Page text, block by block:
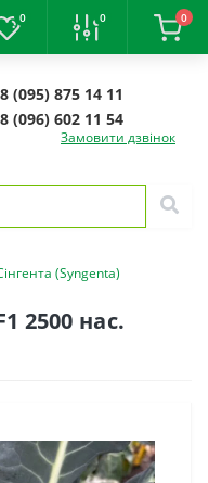
0 0 0
(095) 875 14 11
(096) 602 11 54
Замовити дзвінок
(Syngenta)
2500 нас.